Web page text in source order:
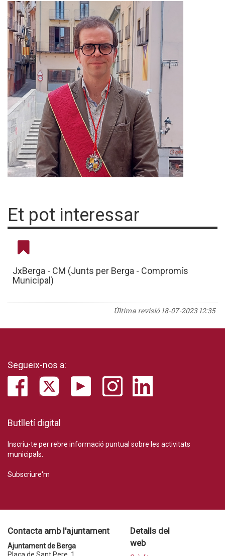
Et pot interessar
JxBerga - CM (Junts per Berga - Compromís
Municipal)
Última revisió18-07-2023 12:35
Segueix-nos a:
Butlletí digital
Inscriu-te per rebre informació puntual sobre les activitats
municipals.
Subscriure'm
Contacta amb l'ajuntament
Ajuntament de Berga
Detalls del
web